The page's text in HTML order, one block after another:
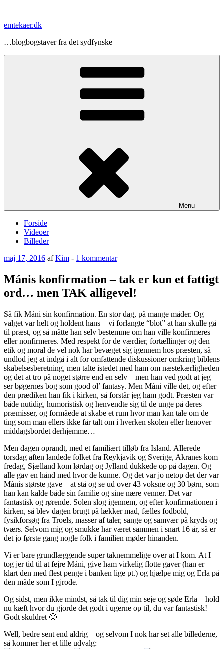
indhold
emtekaer.dk
…blogbogstaver fra det sydfynske
Menu
Forside
Videoer
Billeder
Udgivet
maj 17, 2016 afKim - 1 kommentartil
konfirmation
–
tak
kun
et
fattigt
ord…
men
TAK
alligevel!
Mánis konfirmation – tak er kun et fattigt
ord… men TAK alligevel!
Så fik Máni sin konfirmation. En stor dag, på mange måder. Og
valget var helt og holdent hans – vi forlangte “blot” at han skulle gå
til præst, og så måtte han selv bestemme om han ville konfirmeres
eller nonfirmeres. Med respekt for de værdier, fortællinger og den
etik og moral de vel nok har bevæget sig igennem hos præsten, så
undlod jeg at indgå i alt for omfattende diskussioner omkring biblens
skabelsesberetning, men talte istedet med ham om næstekærligheden
og det at tro på noget større end en selv – men han ved godt at jeg
ser bøgernes bog som good ol’ fantasy. Men Máni ville det, og efter
den prædiken han fik i kirken, så forstår jeg ham godt. Præsten var
både nutidig, humoristisk og henvendte sig til de unge på deres
præmisser, og formåede at skabe et rum hvor man kan tale om de
ting som man ellers ikke får talt om i hverken skolen eller henover
middagsbordet derhjemme…
Men dagen oprandt, med et familiært tilløb fra Island. Allerede
torsdag aften landede folket fra Reykjavik og Sverige, Akranes kom
fredag, Sjælland kom lørdag og Jylland dukkede op på dagen. Og
alle gav en hånd med hvor de kunne. Og det var jo netop det der var
Mánis største gave – at stå og se ud over 43 voksne og 30 børn, som
han kan kalde både sin familie og sine nære venner. Det var
fantastisk og rørende. Solen slog igennem, og efter konfirmationen i
kirken, så blev dagen brugt på lækker mad, fælles fodbold,
fysikforsøg fra Troels, masser af taler, sange og samvær på kryds og
tværs. Selvom mig og smukke har været sammen i snart 16 år, så er
det jo første gang nogle folk i familien møder hinanden.
Vi er bare grundlæggende super taknemmelige over at I kom. At I
tog jer tid til at fejre Máni, give ham virkelig flotte gaver (han er
klart den med flest penge i banken lige pt.) og hjælpe mig og Erla på
den måde som I gjrode.
Og sidst, men ikke mindst, så tak til dig min seje og søde Erla – hold
nu kæft hvor du gjorde det godt i ugerne op til, du var fantastisk!
Godt skuldret 🙂
Well, bedre sent end aldrig – og selvom I nok har set alle billederne,
så kommer her et lille udvalg: